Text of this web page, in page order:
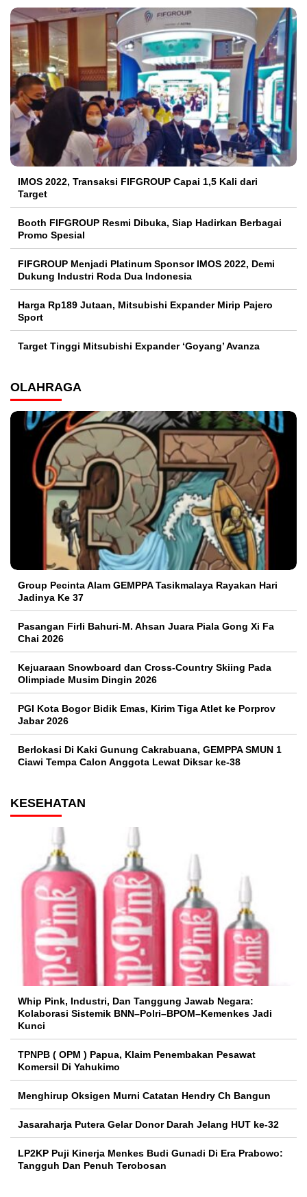
IMOS 2022, Transaksi FIFGROUP Capai 1,5 Kali dari
Target
Booth FIFGROUP Resmi Dibuka, Siap Hadirkan Berbagai
Promo Spesial
FIFGROUP Menjadi Platinum Sponsor IMOS 2022, Demi
Dukung Industri Roda Dua Indonesia
Harga Rp189 Jutaan, Mitsubishi Expander Mirip Pajero
Sport
Target Tinggi Mitsubishi Expander ‘Goyang’ Avanza
OLAHRAGA
Group Pecinta Alam GEMPPA Tasikmalaya Rayakan Hari
Jadinya Ke 37
Pasangan Firli Bahuri-M. Ahsan Juara Piala Gong Xi Fa
Chai 2026
Kejuaraan Snowboard dan Cross-Country Skiing Pada
Olimpiade Musim Dingin 2026
PGI Kota Bogor Bidik Emas, Kirim Tiga Atlet ke Porprov
Jabar 2026
Berlokasi Di Kaki Gunung Cakrabuana, GEMPPA SMUN 1
Ciawi Tempa Calon Anggota Lewat Diksar ke-38
KESEHATAN
Whip Pink, Industri, Dan Tanggung Jawab Negara:
Kolaborasi Sistemik BNN–Polri–BPOM–Kemenkes Jadi
Kunci
TPNPB ( OPM ) Papua, Klaim Penembakan Pesawat
Komersil Di Yahukimo
Menghirup Oksigen Murni Catatan Hendry Ch Bangun
Jasaraharja Putera Gelar Donor Darah Jelang HUT ke-32
LP2KP Puji Kinerja Menkes Budi Gunadi Di Era Prabowo:
Tangguh Dan Penuh Terobosan‎